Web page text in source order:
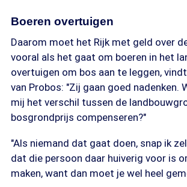
Boeren overtuigen
Daarom moet het Rijk met geld over
vooral als het gaat om boeren in het
overtuigen om bos aan te leggen,
van Probos: "Zij gaan goed nadenken.
mij het verschil tussen de
bosgrondprijs compenseren?"
"Als niemand dat gaat doen, snap ik
dat die persoon daar huiverig voor is
maken, want dan moet je wel heel